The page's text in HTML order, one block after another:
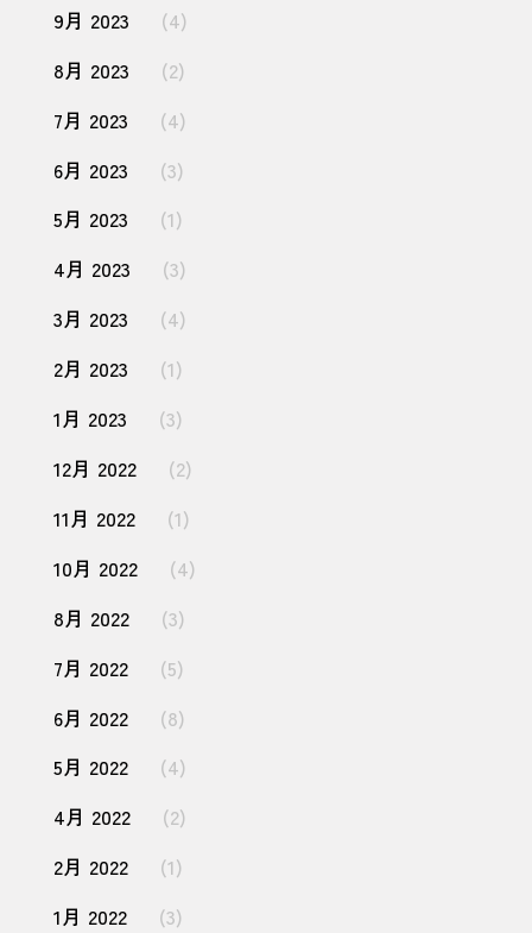
9月 2023
(4)
8月 2023
(2)
7月 2023
(4)
6月 2023
(3)
5月 2023
(1)
4月 2023
(3)
3月 2023
(4)
2月 2023
(1)
1月 2023
(3)
12月 2022
(2)
11月 2022
(1)
10月 2022
(4)
8月 2022
(3)
7月 2022
(5)
6月 2022
(8)
5月 2022
(4)
4月 2022
(2)
2月 2022
(1)
1月 2022
(3)